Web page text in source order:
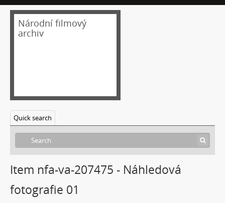
Národní filmový
archiv
Quick search
Item nfa-va-207475 - Náhledová
fotografie 01
[Subseries] Napětí
[Subseries] The Commodity Catalogue
[Subseries] Vrána a vejce
[Subseries] Under Construction
[Subseries] Duchovní cesta
[Subseries] Vyprávění o světě
[Subseries] Jeden sol v životě Curiosity
[Subseries] Modli se jestli chceš aby se země přiblížila a nebe promluvilo s tebou
[File] Dokumentace
[File] Náhledy